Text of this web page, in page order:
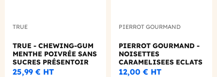
TRUE
TRUE - CHEWING-GUM
MENTHE POIVRÉE SANS
SUCRES PRÉSENTOIR
21G X24
25,99 € HT
PIERROT GOURMAND
PIERROT GOURMAND -
NOISETTES
CARAMELISEES ECLATS
FEVE CACAO 45G X12
12,00 € HT